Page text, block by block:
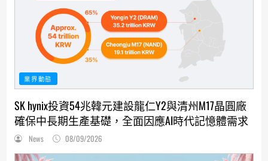
業界動態
SK hynix投資54兆韓元建設龍仁Y2與清州M17晶圓廠
確保中長期生產基礎，全面因應AI時代記憶體需求
News 08/09/2026